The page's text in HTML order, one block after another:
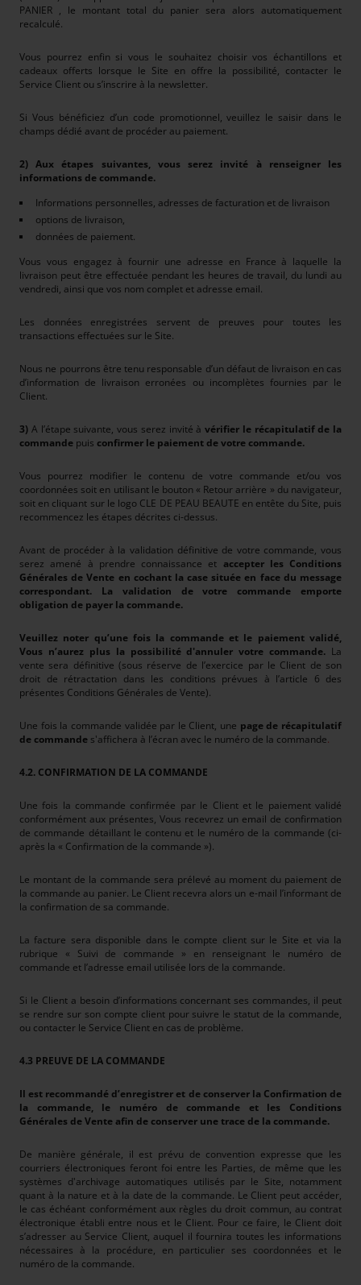
PANIER , le montant total du panier sera alors automatiquement
recalculé.
Vous pourrez enfin si vous le souhaitez choisir vos échantillons et
cadeaux offerts lorsque le Site en offre la possibilité, contacter le
Service Client ou s’inscrire à la newsletter.
Si Vous bénéficiez d’un code promotionnel, veuillez le saisir dans le
champs dédié avant de procéder au paiement.
2) Aux étapes suivantes, vous serez invité à renseigner les
informations de commande.
Informations personnelles, adresses de facturation et de livraison
options de livraison,
données de paiement.
Vous vous engagez à fournir une adresse en France à laquelle la
livraison peut être effectuée pendant les heures de travail, du lundi au
vendredi, ainsi que vos nom complet et adresse email.
Les données enregistrées servent de preuves pour toutes les
transactions effectuées sur le Site.
Nous ne pourrons être tenu responsable d’un défaut de livraison en cas
d’information de livraison erronées ou incomplètes fournies par le
Client.
3) A l’étape suivante, vous serez invité à vérifier le récapitulatif de la
commande puis confirmer le paiement de votre commande.
Vous pourrez modifier le contenu de votre commande et/ou vos
coordonnées soit en utilisant le bouton « Retour arrière » du navigateur,
soit en cliquant sur le logo CLE DE PEAU BEAUTE en entête du Site, puis
recommencez les étapes décrites ci-dessus.
Avant de procéder à la validation définitive de votre commande, vous
serez amené à prendre connaissance et accepter les Conditions
Générales de Vente en cochant la case située en face du message
correspondant. La validation de votre commande emporte
obligation de payer la commande.
Veuillez noter qu’une fois la commande et le paiement validé,
Vous n’aurez plus la possibilité d'annuler votre commande. La
vente sera définitive (sous réserve de l’exercice par le Client de son
droit de rétractation dans les conditions prévues à l’article 6 des
présentes Conditions Générales de Vente).
Une fois la commande validée par le Client, une page de récapitulatif
de commande s'affichera à l’écran avec le numéro de la commande.
4.2. CONFIRMATION DE LA COMMANDE
Une fois la commande confirmée par le Client et le paiement validé
conformément aux présentes, Vous recevrez un email de confirmation
de commande détaillant le contenu et le numéro de la commande (ci-
après la « Confirmation de la commande »).
Le montant de la commande sera prélevé au moment du paiement de
la commande au panier. Le Client recevra alors un e-mail l’informant de
la confirmation de sa commande.
La facture sera disponible dans le compte client sur le Site et via la
rubrique « Suivi de commande » en renseignant le numéro de
commande et l’adresse email utilisée lors de la commande.
Si le Client a besoin d’informations concernant ses commandes, il peut
se rendre sur son compte client pour suivre le statut de la commande,
ou contacter le Service Client en cas de problème.
4.3 PREUVE DE LA COMMANDE
Il est recommandé d’enregistrer et de conserver la Confirmation de
la commande, le numéro de commande et les Conditions
Générales de Vente afin de conserver une trace de la commande.
De manière générale, il est prévu de convention expresse que les
courriers électroniques feront foi entre les Parties, de même que les
systèmes d'archivage automatiques utilisés par le Site, notamment
quant à la nature et à la date de la commande. Le Client peut accéder,
le cas échéant conformément aux règles du droit commun, au contrat
électronique établi entre nous et le Client. Pour ce faire, le Client doit
s’adresser au Service Client, auquel il fournira toutes les informations
nécessaires à la procédure, en particulier ses coordonnées et le
numéro de la commande.